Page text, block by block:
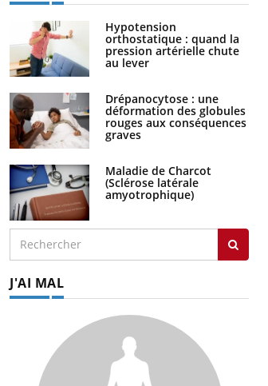
Hypotension
orthostatique : quand la
pression artérielle chute
au lever
Drépanocytose : une
déformation des globules
rouges aux conséquences
graves
Maladie de Charcot
(Sclérose latérale
amyotrophique)
J'AI MAL